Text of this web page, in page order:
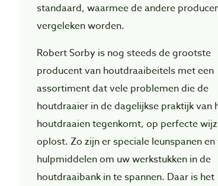
standaard, waarmee de andere
vergeleken worden.
Robert Sorby is nog steeds de grootste
producent van houtdraaibeitels met een
assortiment dat vele problemen die de
houtdraaier in de dagelijkse praktijk van
houtdraaien tegenkomt, op perfecte
oplost. Zo zijn er speciale leunspanen en
hulpmiddelen om uw werkstukken in de
houtdraaibank in te spannen. Daar is het